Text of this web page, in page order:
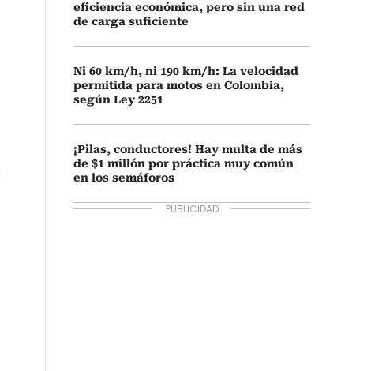
eficiencia económica, pero sin una red
de carga suficiente
Ni 60 km/h, ni 190 km/h: La velocidad
permitida para motos en Colombia,
según Ley 2251
¡Pilas, conductores! Hay multa de más
de $1 millón por práctica muy común
en los semáforos